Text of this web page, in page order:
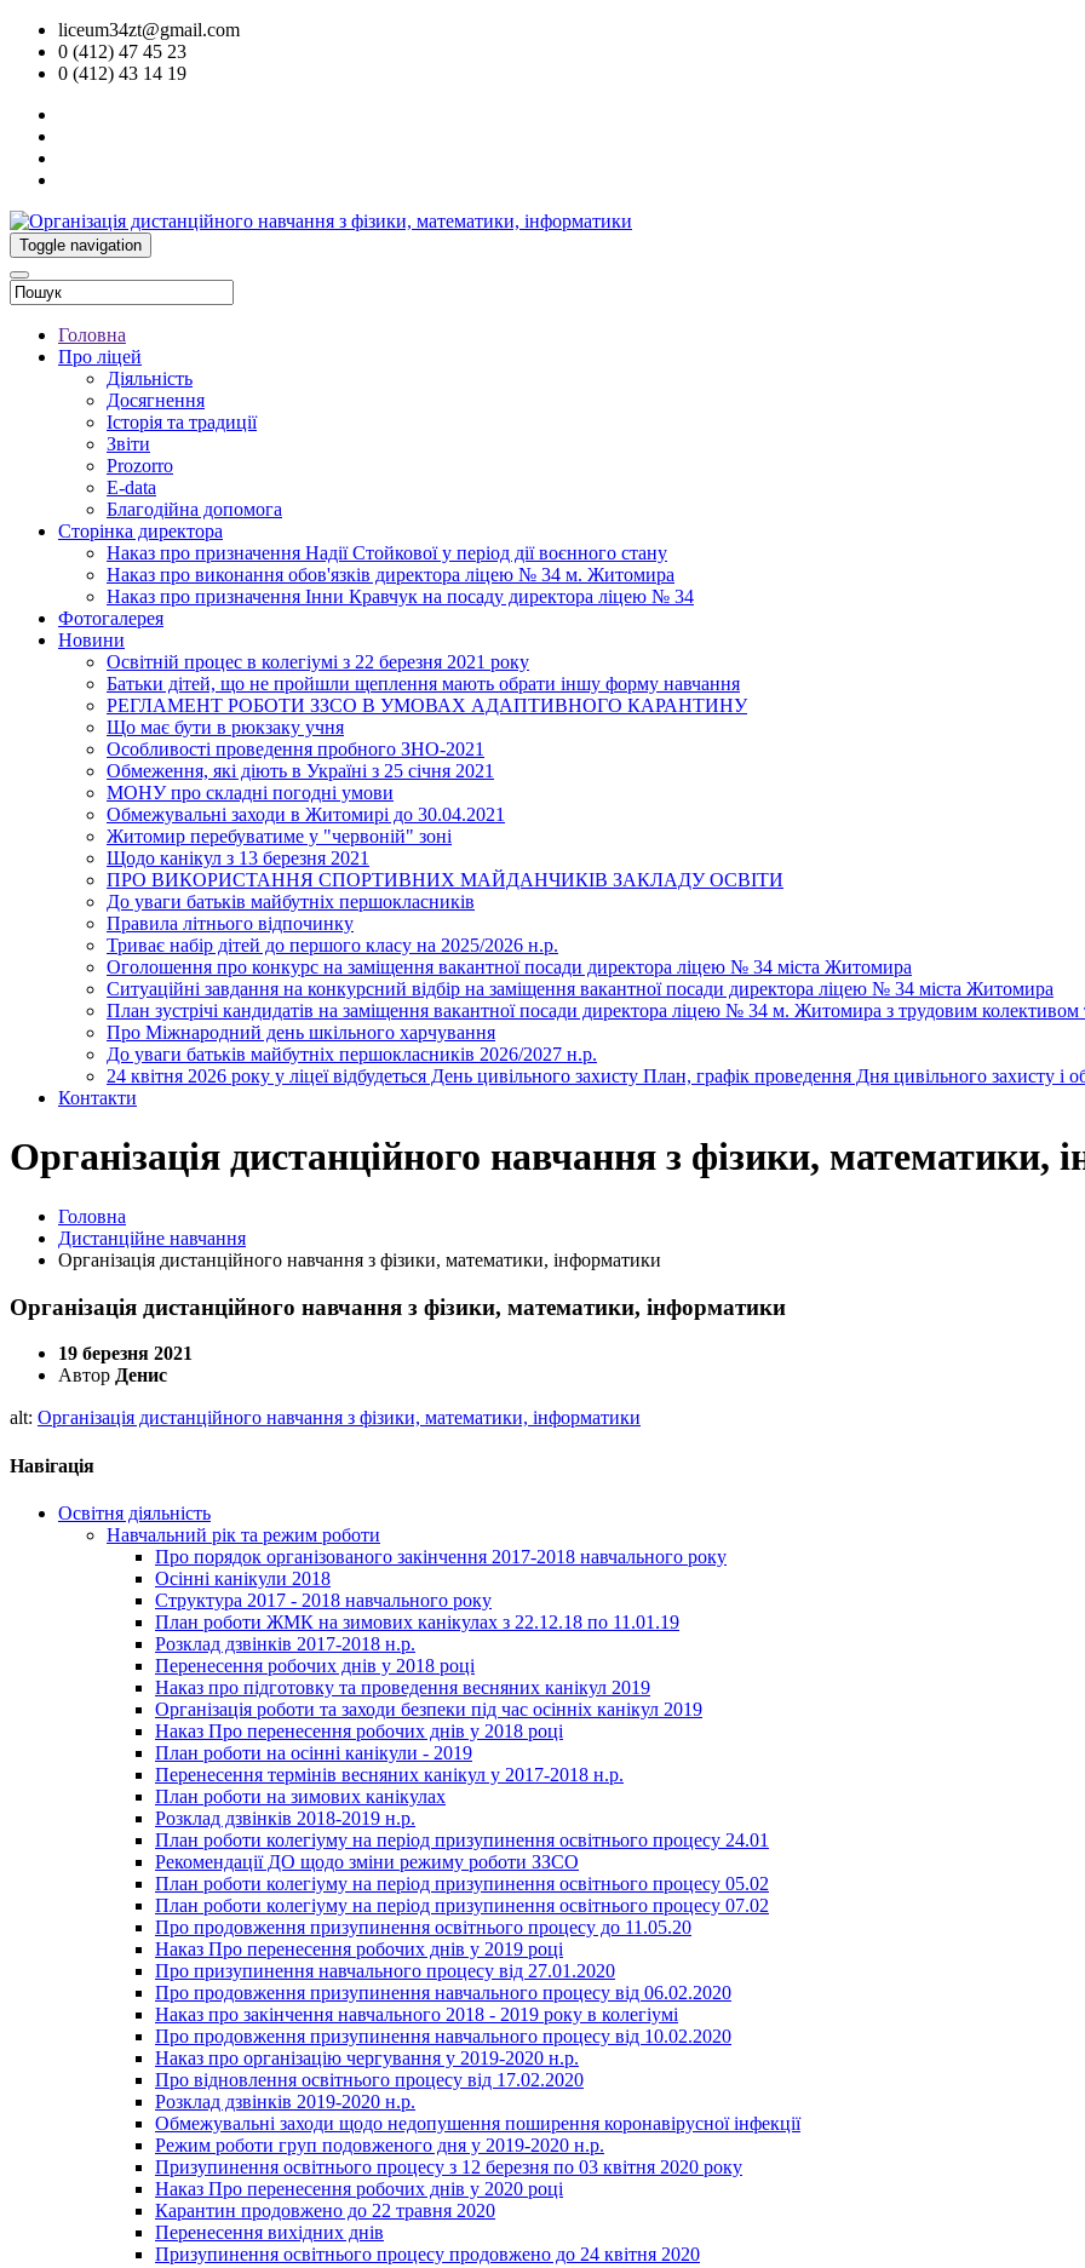
liceum34zt@gmail.com
0 (412) 47 45 23
0 (412) 43 14 19
Toggle navigation
Головна
Про ліцей
Діяльність
Досягнення
Історія та традиції
Звіти
Prozorro
E-data
Благодійна допомога
Сторінка директора
Наказ про призначення Надії Стойкової у період дії воєнного стану
Наказ про виконання обов'язків директора ліцею № 34 м. Житомира
Наказ про призначення Інни Кравчук на посаду директора ліцею № 34
Фотогалерея
Новини
Освітній процес в колегіумі з 22 березня 2021 року
Батьки дітей, що не пройшли щеплення мають обрати іншу форму навчання
РЕГЛАМЕНТ РОБОТИ ЗЗСО В УМОВАХ АДАПТИВНОГО КАРАНТИНУ
Що має бути в рюкзаку учня
Особливості проведення пробного ЗНО-2021
Обмеження, які діють в Україні з 25 січня 2021
МОНУ про складні погодні умови
Обмежувальні заходи в Житомирі до 30.04.2021
Житомир перебуватиме у "червоній" зоні
Щодо канікул з 13 березня 2021
ПРО ВИКОРИСТАННЯ СПОРТИВНИХ МАЙДАНЧИКІВ ЗАКЛАДУ ОСВІТИ
До уваги батьків майбутніх першокласників
Правила літнього відпочинку
Триває набір дітей до першого класу на 2025/2026 н.р.
Оголошення про конкурс на заміщення вакантної посади директора ліцею № 34 міста Житомира
Ситуаційні завдання на конкурсний відбір на заміщення вакантної посади директора ліцею № 34 міста Житомира
План зустрічі кандидатів на заміщення вакантної посади директора ліцею № 34 м. Житомира з трудовим колективом
Про Міжнародний день шкільного харчування
До уваги батьків майбутніх першокласників 2026/2027 н.р.
24 квітня 2026 року у ліцеї відбудеться День цивільного захисту План, графік проведення Дня цивільного захисту і
Контакти
Організація дистанційного навчання з фізики, математики,
Головна
Дистанційне навчання
Організація дистанційного навчання з фізики, математики, інформатики
Організація дистанційного навчання з фізики, математики, інформатики
19 березня 2021
Автор Денис
alt: Організація дистанційного навчання з фізики, математики, інформатики
Навігація
Освітня діяльність
Навчальний рік та режим роботи
Про порядок організованого закінчення 2017-2018 навчального року
Осінні канікули 2018
Структура 2017 - 2018 навчального року
План роботи ЖМК на зимових канікулах з 22.12.18 по 11.01.19
Розклад дзвінків 2017-2018 н.р.
Перенесення робочих днів у 2018 році
Наказ про підготовку та проведення весняних канікул 2019
Організація роботи та заходи безпеки під час осінніх канікул 2019
Наказ Про перенесення робочих днів у 2018 році
План роботи на осінні канікули - 2019
Перенесення термінів весняних канікул у 2017-2018 н.р.
План роботи на зимових канікулах
Розклад дзвінків 2018-2019 н.р.
План роботи колегіуму на період призупинення освітнього процесу 24.01
Рекомендації ДО щодо зміни режиму роботи ЗЗСО
План роботи колегіуму на період призупинення освітнього процесу 05.02
План роботи колегіуму на період призупинення освітнього процесу 07.02
Про продовження призупинення освітнього процесу до 11.05.20
Наказ Про перенесення робочих днів у 2019 році
Про призупинення навчального процесу від 27.01.2020
Про продовження призупинення навчального процесу від 06.02.2020
Наказ про закінчення навчального 2018 - 2019 року в колегіумі
Про продовження призупинення навчального процесу від 10.02.2020
Наказ про організацію чергування у 2019-2020 н.р.
Про відновлення освітнього процесу від 17.02.2020
Розклад дзвінків 2019-2020 н.р.
Обмежувальні заходи щодо недопушення поширення коронавірусної інфекції
Режим роботи груп подовженого дня у 2019-2020 н.р.
Призупинення освітнього процесу з 12 березня по 03 квітня 2020 року
Наказ Про перенесення робочих днів у 2020 році
Карантин продовжено до 22 травня 2020
Перенесення вихідних днів
Призупинення освітнього процесу продовжено до 24 квітня 2020